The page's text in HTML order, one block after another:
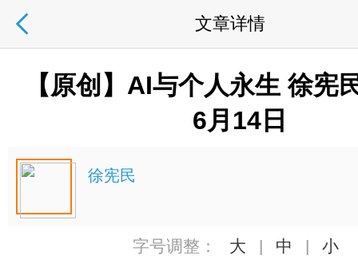
文章详情
【原创】AI与个人永生 徐宪
6月14日
徐宪民
字号调整： 大 | 中 | 小